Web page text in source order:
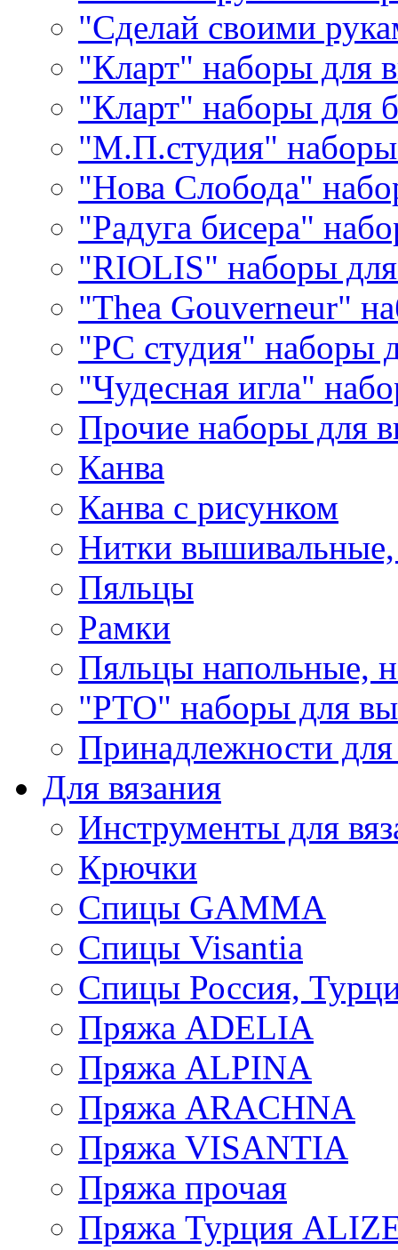
"Сделай своими
"Кларт" наборы для
"Кларт" наборы для
"М.П.студия"
"Нова Слобода"
"Радуга бисера"
"RIOLIS" наборы
"Thea Gouverneur"
"РС студия" наборы
"Чудесная игла"
Прочие наборы для
Канва
Канва с рисунком
Нитки
Пяльцы
Рамки
Пяльцы напольные,
"РТО" наборы для
Принадлежности
Для вязания
Инструменты для
Крючки
Спицы GAMMA
Спицы Visantia
Спицы Россия,
Пряжа ADELIA
Пряжа ALPINA
Пряжа ARACHNA
Пряжа VISANTIA
Пряжа прочая
Пряжа Турция